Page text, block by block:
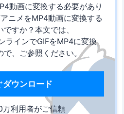
動画に変換する必要があり
ニメをMP4動画に変換する
すか？本文では、
ラインでGIFをMP4に変換
で、ご参照ください。
ダウンロード
万利用者がご信頼